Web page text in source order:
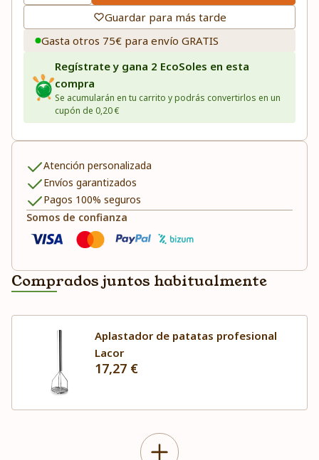
Guardar para más tarde
Gasta otros 75€ para envío GRATIS
Regístrate y gana 2 EcoSoles en esta
compra
Se acumularán en tu carrito y podrás convertirlos en un
cupón de 0,20 €
Atención personalizada
Envíos garantizados
Pagos 100% seguros
Somos de confianza
Comprados juntos habitualmente
Aplastador de patatas profesional
Lacor
17,27 €